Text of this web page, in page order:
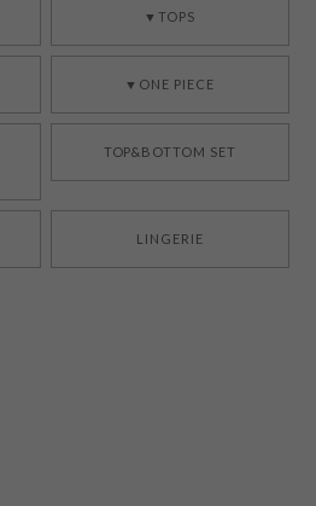
▼TOPS
▼ONE PIECE
TOP&BOTTOM SET
LINGERIE